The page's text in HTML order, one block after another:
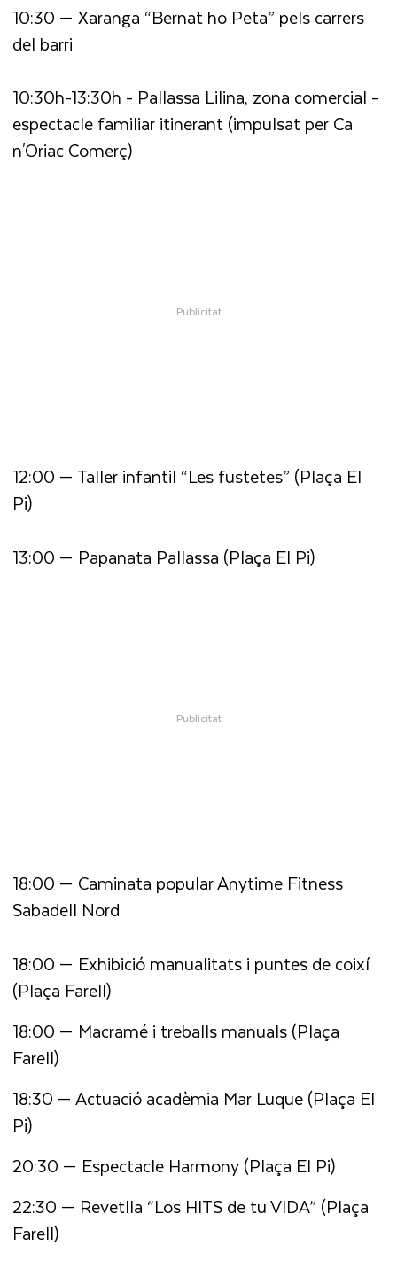
10:30 — Xaranga “Bernat ho Peta” pels carrers
del barri
10:30h-13:30h - Pallassa Lilina, zona comercial -
espectacle familiar itinerant (impulsat per Ca
n'Oriac Comerç)
12:00 — Taller infantil “Les fustetes” (Plaça El
Pi)
13:00 — Papanata Pallassa (Plaça El Pi)
18:00 — Caminata popular Anytime Fitness
Sabadell Nord
18:00 — Exhibició manualitats i puntes de coixí
(Plaça Farell)
18:00 — Macramé i treballs manuals (Plaça
Farell)
18:30 — Actuació acadèmia Mar Luque (Plaça El
Pi)
20:30 — Espectacle Harmony (Plaça El Pi)
22:30 — Revetlla “Los HITS de tu VIDA” (Plaça
Farell)